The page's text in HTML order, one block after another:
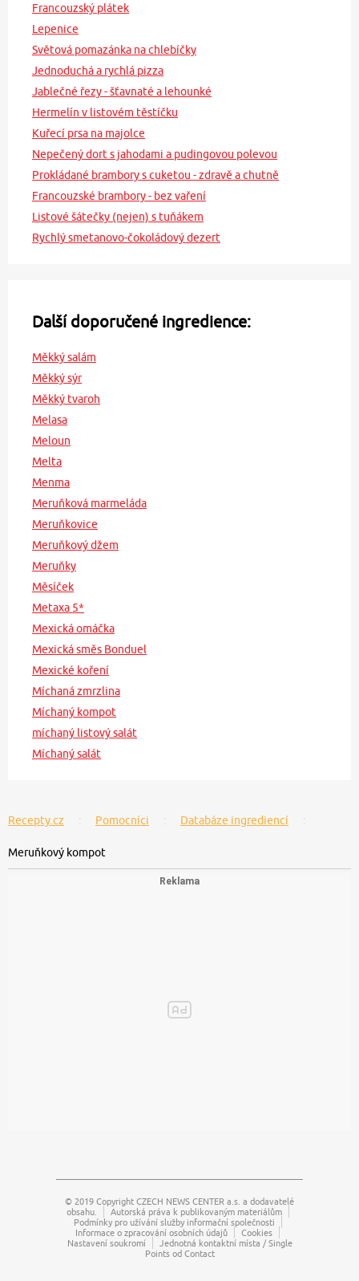
Francouzský plátek
Lepenice
Světová pomazánka na chlebíčky
Jednoduchá a rychlá pizza
Jablečné řezy - šťavnaté a lehounké
Hermelín v listovém těstíčku
Kuřecí prsa na majolce
Nepečený dort s jahodami a pudingovou polevou
Prokládané brambory s cuketou - zdravě a chutně
Francouzské brambory - bez vaření
Listové šátečky (nejen) s tuňákem
Rychlý smetanovo-čokoládový dezert
Další doporučené ingredience:
Měkký salám
Měkký sýr
Měkký tvaroh
Melasa
Meloun
Melta
Menma
Meruňková marmeláda
Meruňkovice
Meruňkový džem
Meruňky
Měsíček
Metaxa 5*
Mexická omáčka
Mexická směs Bonduel
Mexické koření
Míchaná zmrzlina
Míchaný kompot
míchaný listový salát
Míchaný salát
Recepty.cz Pomocníci Databáze ingrediencí
Meruňkový kompot
© 2019 Copyright CZECH NEWS CENTER a.s. a dodavatelé
obsahu.
Autorská práva k publikovaným materiálům
Podmínky pro užívání služby informační společnosti
Informace o zpracování osobních údajů
Cookies
Nastavení soukromí
Jednotná kontaktní místa / Single
Points od Contact